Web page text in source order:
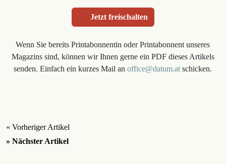
Jetzt freischalten
Wenn Sie bereits Printabonnentin oder Printabonnent unseres
Magazins sind, können wir Ihnen gerne ein PDF dieses Artikels
senden. Einfach ein kurzes Mail anoffice@datum.at schicken.
« Vorheriger Artikel
» Nächster Artikel